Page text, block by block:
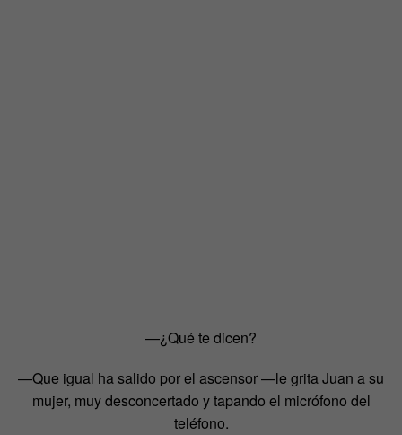
—¿Qué te dicen?
—Que igual ha salido por el ascensor —le grita Juan a su
mujer, muy desconcertado y tapando el micrófono del
teléfono.